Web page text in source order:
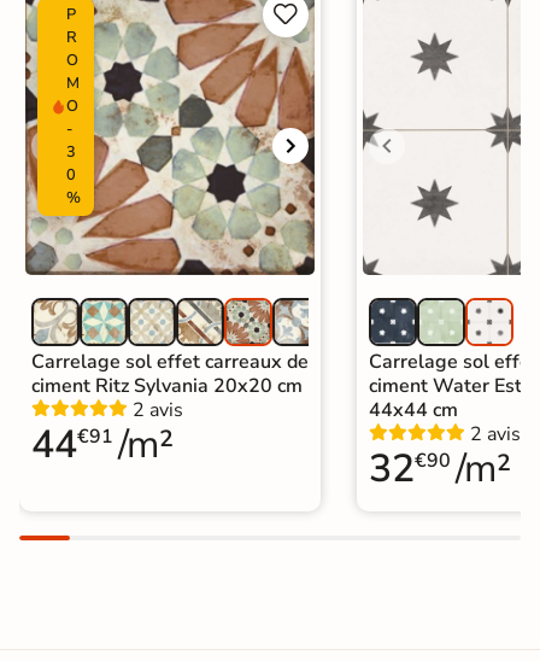
Origine Espagne
Type de pose Pose collée
Catégories
Carrelage carreaux de ciment
Carrelage Blanc
Carrelage 20x20 cm
Carrelage sol cuisine
Carrelage salon moderne
Carrelage Chambre| Carrelage WC
P
R
O
M
O
-
3
0
%


Carrelage sol effet carreaux de
ciment Ritz Sylvania 20x20 cm
2 avis
44€91 /m²
Carrelage sol
ciment Water
44x44 cm
2 avis
32€90 /m²